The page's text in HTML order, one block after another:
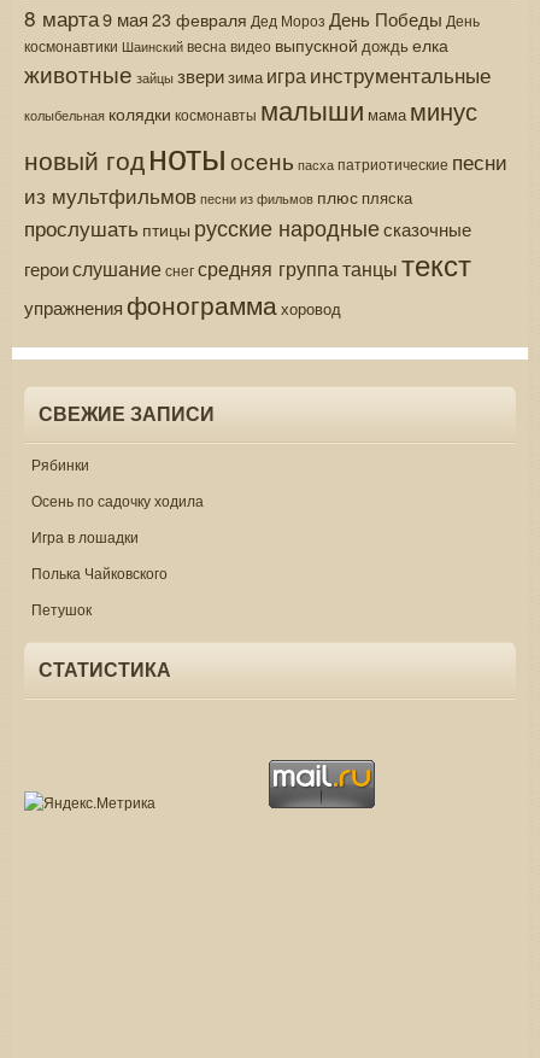
8 марта9 мая 23 февраля Дед Мороз День Победы День
космонавтики Шаинскийвесна видео выпускной дождь елка
животные зайцы зверизима играинструментальные
колыбельная колядки космонавты малыши мама минус
новый годнотыосень пасха патриотические песни
из мультфильмов песни из фильмов плюс пляска
прослушать птицы русские народныесказочные
героислушаниеснегсредняя группатанцытекст
упражнения фонограммахоровод
СВЕЖИЕ ЗАПИСИ
Рябинки
Осень по садочку ходила
Игра в лошадки
Полька Чайковского
Петушок
СТАТИСТИКА